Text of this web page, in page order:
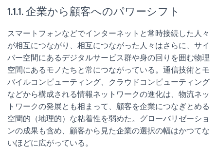
1.1.1. 企業から顧客へのパワーシフト
スマートフォンなどでインターネットと常時接続した人々
が相互につながり、相互につながった人々はさらに、サイ
バー空間にあるデジタルサービス群や身の回りを囲む物理
空間にあるモノたちと常につながっている。通信技術とモ
バイルコンピューティング、クラウドコンピューティング
などから構成される情報ネットワークの進化は、物流ネッ
トワークの発展とも相まって、顧客を企業につなぎとめる
空間的（地理的）な粘着性を弱めた。グローバリゼーショ
ンの成果も含め、顧客から見た企業の選択の幅はかつてな
いほどに広がっている。